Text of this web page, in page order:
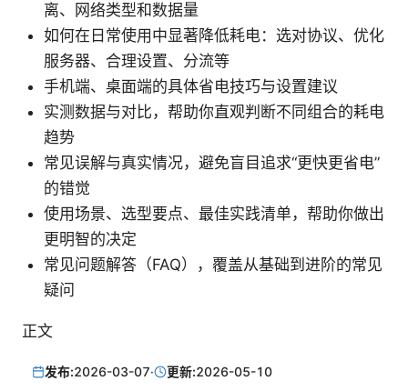
离、网络类型和数据量
如何在日常使用中显著降低耗电：选对协议、优化
服务器、合理设置、分流等
手机端、桌面端的具体省电技巧与设置建议
实测数据与对比，帮助你直观判断不同组合的耗电
趋势
常见误解与真实情况，避免盲目追求“更快更省电”
的错觉
使用场景、选型要点、最佳实践清单，帮助你做出
更明智的决定
常见问题解答（FAQ），覆盖从基础到进阶的常见
疑问
正文
发布:2026-03-07· 更新:2026-05-10